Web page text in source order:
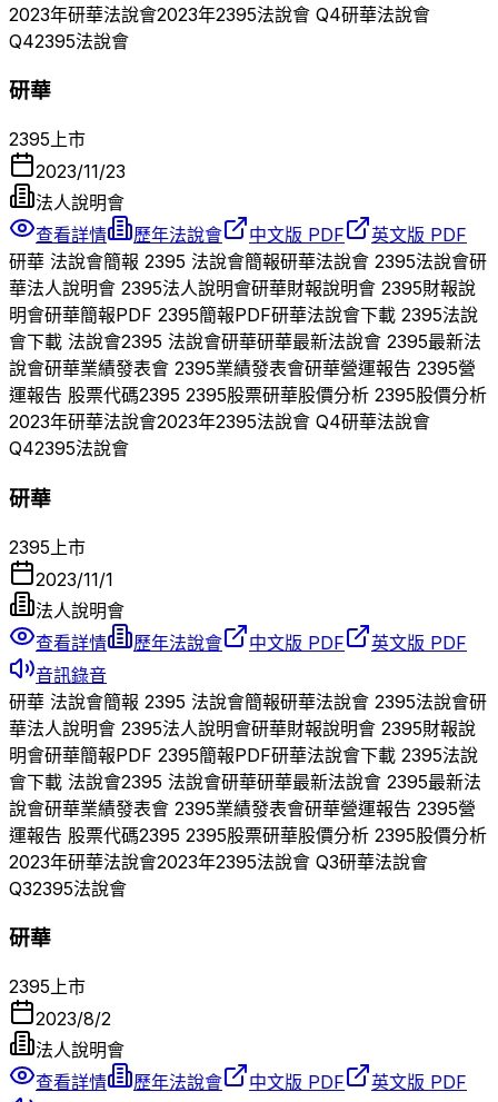
2023年研華法說會2023年2395法說會 Q4研華法說會
Q42395法說會
研華
2395上市
2023/11/23
法人說明會
查看詳情
歷年法說會 中文版 PDF
英文版 PDF
研華 法說會簡報 2395 法說會簡報研華法說會 2395法說會研
華法人說明會 2395法人說明會研華財報說明會 2395財報說
明會研華簡報PDF 2395簡報PDF研華法說會下載 2395法說
會下載 法說會2395 法說會研華研華最新法說會 2395最新法
說會研華業績發表會 2395業績發表會研華營運報告 2395營
運報告 股票代碼2395 2395股票研華股價分析 2395股價分析
2023年研華法說會2023年2395法說會 Q4研華法說會
Q42395法說會
研華
2395 上市
2023/11/1
法人說明會
查看詳情
歷年法說會 中文版 PDF
英文版 PDF
音訊錄音
研華 法說會簡報 2395 法說會簡報研華法說會 2395法說會研
華法人說明會 2395法人說明會研華財報說明會 2395財報說
明會研華簡報PDF 2395簡報PDF研華法說會下載 2395法說
會下載 法說會2395 法說會研華研華最新法說會 2395最新法
說會研華業績發表會 2395業績發表會研華營運報告 2395營
運報告 股票代碼2395 2395股票研華股價分析 2395股價分析
2023年研華法說會2023年2395法說會 Q3研華法說會
Q32395法說會
研華
2395上市
2023/8/2
法人說明會
查看詳情
歷年法說會 中文版 PDF
英文版 PDF